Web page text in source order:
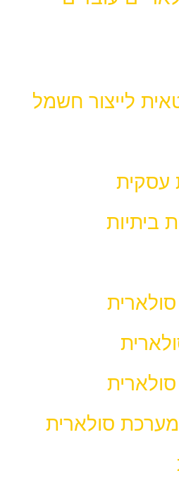
לייצור חשמל
עסקית
ביתיות
סולארית